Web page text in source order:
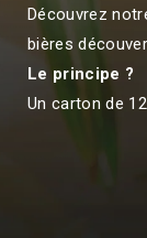
Découvrez
bières
Le principe ?
Un carton de